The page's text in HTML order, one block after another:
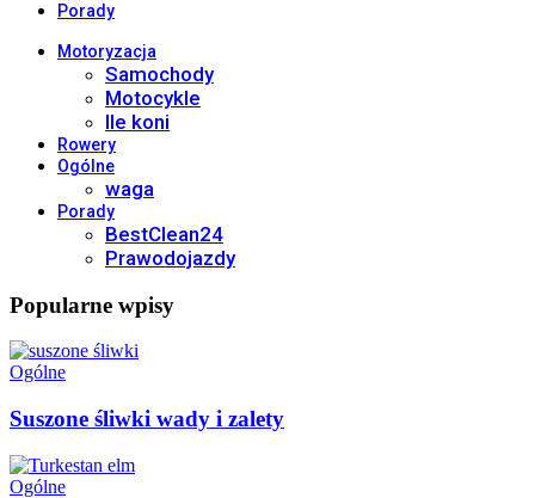
Porady
Motoryzacja
Samochody
Motocykle
Ile koni
Rowery
Ogólne
waga
Porady
BestClean24
Prawodojazdy
Popularne wpisy
Ogólne
Suszone śliwki wady i zalety
Ogólne